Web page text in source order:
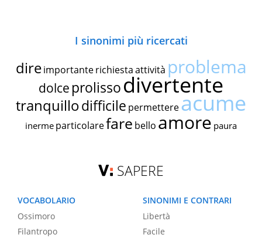
I sinonimi più ricercati
dire importante richiestaattività problema
dolce prolissodivertente
tranquillodifficile permettereacume
inerme particolarefare bello amore paura
SAPERE
VOCABOLARIO
Ossimoro
Filantropo
SINONIMI E CONTRARI
Libertà
Facile